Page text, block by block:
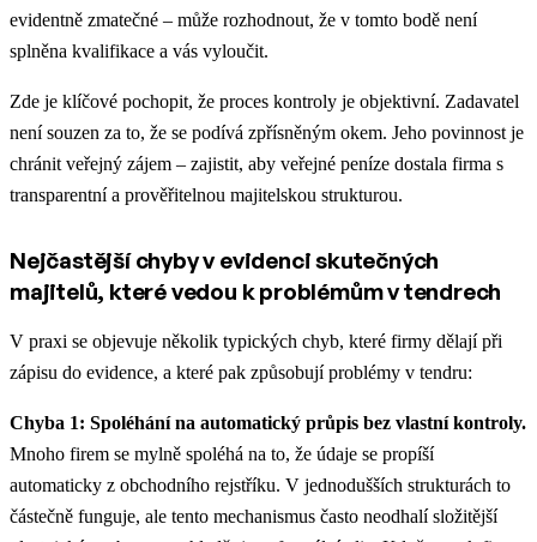
evidentně zmatečné – může rozhodnout, že v tomto bodě není
splněna kvalifikace a vás vyloučit.
Zde je klíčové pochopit, že proces kontroly je objektivní. Zadavatel
není souzen za to, že se podívá zpřísněným okem. Jeho povinnost je
chránit veřejný zájem – zajistit, aby veřejné peníze dostala firma s
transparentní a prověřitelnou majitelskou strukturou.
Nejčastější chyby v evidenci skutečných
majitelů, které vedou k problémům v tendrech
V praxi se objevuje několik typických chyb, které firmy dělají při
zápisu do evidence, a které pak způsobují problémy v tendru:
Chyba 1: Spoléhání na automatický průpis bez vlastní kontroly.
Mnoho firem se mylně spoléhá na to, že údaje se propíší
automaticky z obchodního rejstříku. V jednodušších strukturách to
částečně funguje, ale tento mechanismus často neodhalí složitější